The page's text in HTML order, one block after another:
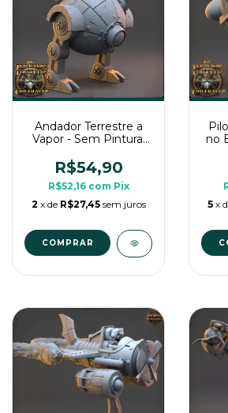
Andador Terrestre a
Vapor - Sem Pintura,
Para Rpg de Mesa
R$54,90
R$52,16 com Pix
2 x de R$27,45 sem juros
COMPRAR
no
5 x